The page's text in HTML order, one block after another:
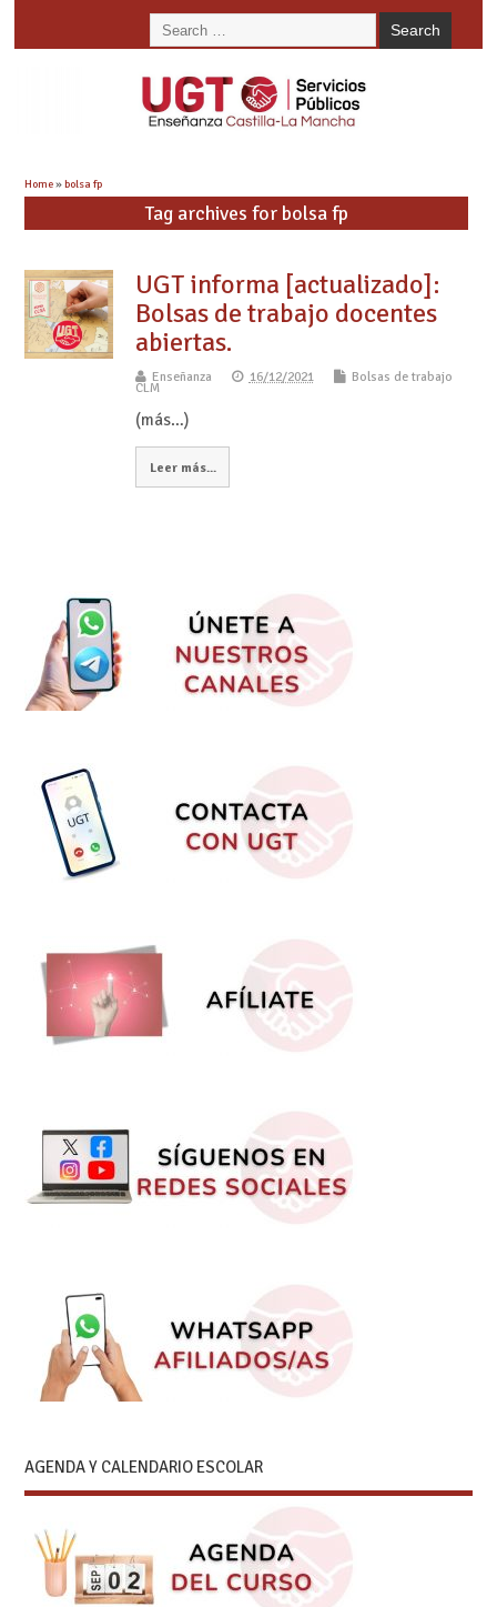
Home»bolsa fp
Tag archives for bolsa fp
UGT informa [actualizado]:
Bolsas de trabajo docentes
abiertas.
Enseñanza 16/12/2021 Bolsas de trabajo
CLM
(más…)
Leer más...
AGENDA Y CALENDARIO ESCOLAR